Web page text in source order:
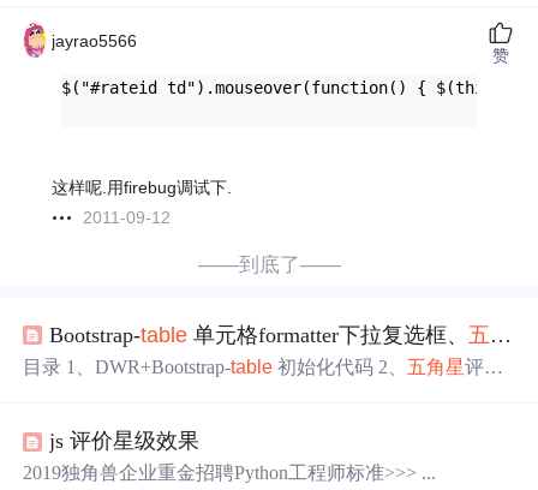
jayrao5566
$("#rateid td").mouseover(function() {
这样呢.用firebug调试下.
2011-09-12
赞
——到底了——
Bootstrap-table 单元格formatter下拉复选框、 五角星
目录 1、DWR+Bootstrap-table 初始化代码 2、 五角星评价
初始化代码 js： function queryreturnOrderTable(){ $('#return
js 评价星级效果
2019独角兽企业重金招聘Python工程师标准>>> ...